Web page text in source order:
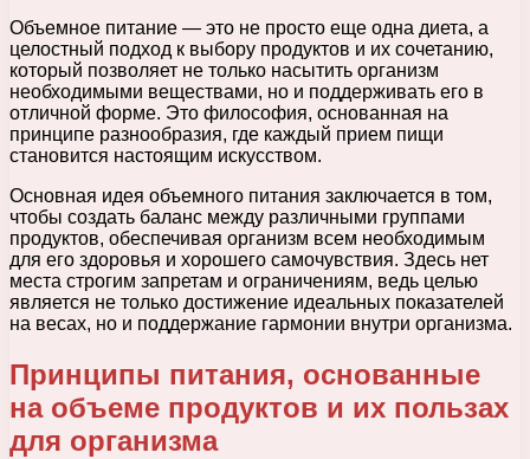
Объемное питание — это не просто еще одна диета, а
целостный подход к выбору продуктов и их сочетанию,
который позволяет не только насытить организм
необходимыми веществами, но и поддерживать его в
отличной форме. Это философия, основанная на
принципе разнообразия, где каждый прием пищи
становится настоящим искусством.
Основная идея объемного питания заключается в том,
чтобы создать баланс между различными группами
продуктов, обеспечивая организм всем необходимым
для его здоровья и хорошего самочувствия. Здесь нет
места строгим запретам и ограничениям, ведь целью
является не только достижение идеальных показателей
на весах, но и поддержание гармонии внутри организма.
Принципы питания, основанные
на объеме продуктов и их пользах
для организма